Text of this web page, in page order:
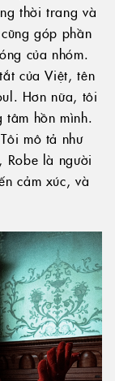
thời trang và
góp phần
của nhóm.
của Việt, tên
Hơn nữa, tôi
tâm hồn mình.
mô tả như
là người
cảm xúc, và